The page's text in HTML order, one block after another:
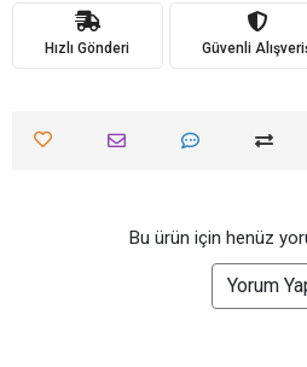
Hızlı Gönderi Güvenli
Bu ürün için henüz
Yorum